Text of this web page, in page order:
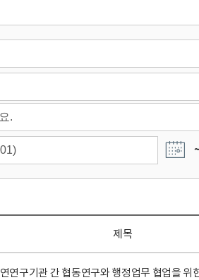
~
제목
연구기관 간 협동연구와 행정업무 협업을 위